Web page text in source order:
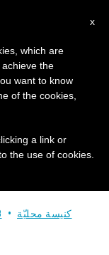
كنيسة محليّة
x
which are
the
want to know
of the cookies,
a link or
the use of cookies.